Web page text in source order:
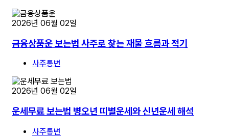
2026년 06월 02일
금융상품운 보는법 사주로 찾는 재물 흐름과 적기
사주통변
2026년 06월 02일
운세무료 보는법 병오년 띠별운세와 신년운세 해석
사주통변